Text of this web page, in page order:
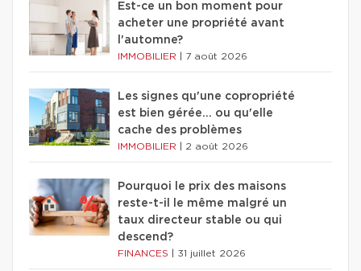
Est-ce un bon moment pour
acheter une propriété avant
l'automne?
IMMOBILIER 7 août 2026
Les signes qu'une copropriété
est bien gérée… ou qu'elle
cache des problèmes
IMMOBILIER 2 août 2026
Pourquoi le prix des maisons
reste-t-il le même malgré un
taux directeur stable ou qui
descend?
FINANCES 31 juillet 2026